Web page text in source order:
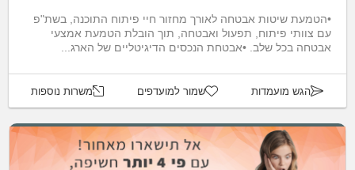
•הטמעת שיטות אבטחה לאורך מחזור חיי פיתוח התוכנה, בשת"פ
עם צוותי פיתוח, תפעול ואבטחה, תוך הובלת הטמעת אמצעי
אבטחה בכל שלב. •אבטחת הנכסים הדיגיטליים של הארג...
הגש מועמדות שמור למועדפים משרות נוספות